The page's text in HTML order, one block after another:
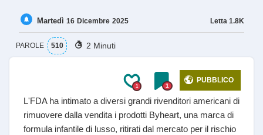
Letta 1.8K
Martedì 16 Dicembre 2025
PAROLE 510 2 Minuti
1 1
PUBBLICO
L'FDA ha intimato a diversi grandi rivenditori americani di
rimuovere dalla vendita i prodotti Byheart, una marca di
formula infantile di lusso, ritirati dal mercato per il rischio